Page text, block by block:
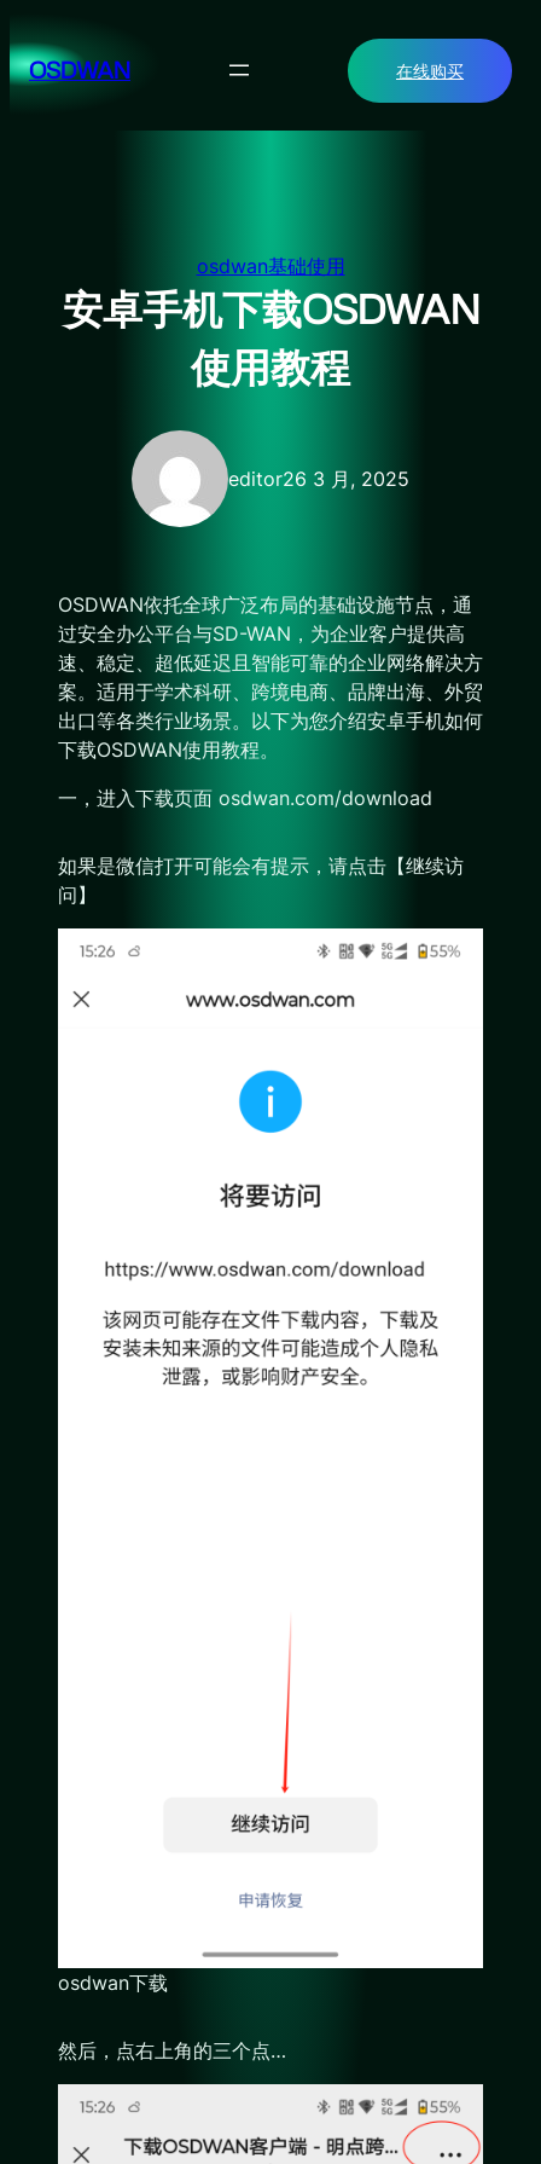
至
内OSDWAN 在线购买
osdwan基础使用
安卓手机下载OSDWAN
使用教程
editor26 3 月, 2025
OSDWAN依托全球广泛布局的基础设施节点，通
过安全办公平台与SD-WAN，为企业客户提供高
速、稳定、超低延迟且智能可靠的企业网络解决方
案。适用于学术科研、跨境电商、品牌出海、外贸
出口等各类行业场景。以下为您介绍安卓手机如何
下载OSDWAN使用教程。
一，进入下载页面 osdwan.com/download
如果是微信打开可能会有提示，请点击【继续访
问】
osdwan下载
然后，点右上角的三个点…